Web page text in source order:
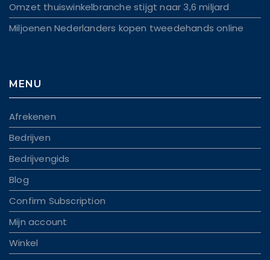
Omzet thuiswinkelbranche stijgt naar 3,6 miljard
Miljoenen Nederlanders kopen tweedehands online
MENU
Afrekenen
Bedrijven
Bedrijvengids
Blog
Confirm Subscription
Mijn account
Winkel